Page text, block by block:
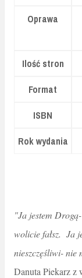
Oprawa
Ilość stron
Format
ISBN
Rok wydania
"Ja jestem
wolicie fałsz. Ja
nieszczęśliwi-
Danuta Piekarz z